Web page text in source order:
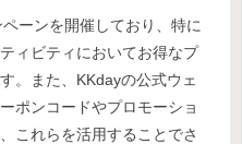
ーンを開催しており、特に
ィビティにおいてお得なプ
。また、KKdayの公式ウェ
ポンコードやプロモーショ
これらを活用することでさ